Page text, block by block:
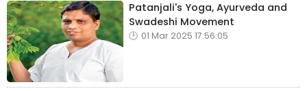
Patanjali's Yoga, Ayurveda and
Swadeshi Movement
01 Mar 2025 17:56:05